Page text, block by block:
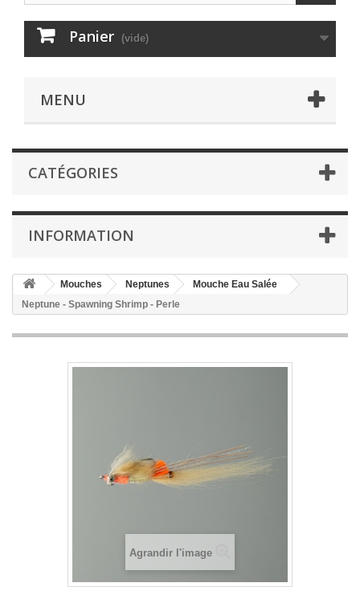
Panier (vide)
MENU
CATÉGORIES
INFORMATION
Mouches Neptunes
Mouche Eau Salée
Neptune - Spawning Shrimp - Perle
Agrandir l'image